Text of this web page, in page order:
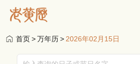
首页>万年历> 2026年02月15日